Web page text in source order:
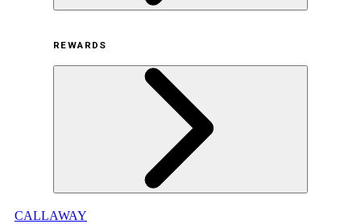
オンラインストア利用規約
プライバシーポリシー
特定商取引法に基づく表示
古物営業法に基づく表示
REWARDS
CALLAWAY